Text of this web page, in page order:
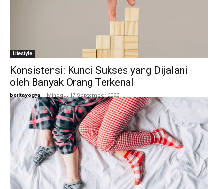
Lifestyle
Konsistensi: Kunci Sukses yang Dijalani
oleh Banyak Orang Terkenal
beritayogya - Minggu, 17 September 2023